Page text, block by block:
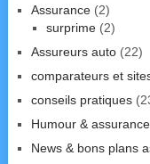
Assurance(2)
surprime(2)
Assureurs auto(22)
comparateurs et
conseils pratiques
Humour & assurance
News & bons plans